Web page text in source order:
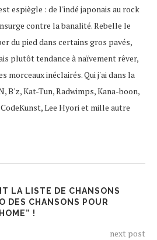
espiègle : de l'indé japonais au rock
contre la banalité. Rebelle le
du pied dans certains gros pavés,
plutôt tendance à naïvement rêver,
morceaux inéclairés. Qui j'ai dans la
B'z, Kat-Tun, Radwimps, Kana-boon,
CodeKunst, Lee Hyori et mille autre
LA LISTE DE CHANSONS
DES CHANSONS POUR
!
next post